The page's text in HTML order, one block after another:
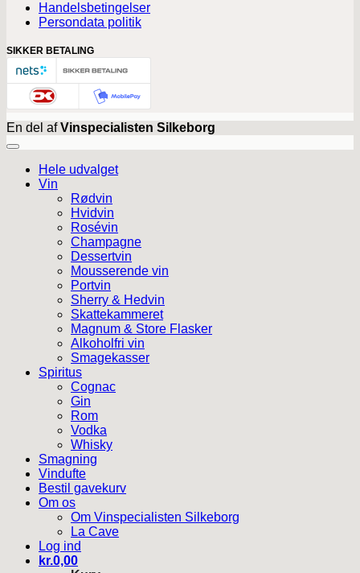
Handelsbetingelser
Persondata politik
SIKKER BETALING
En del afVinspecialisten Silkeborg
Hele udvalget
Vin
Rødvin
Hvidvin
Rosévin
Champagne
Dessertvin
Mousserende vin
Portvin
Sherry & Hedvin
Skattekammeret
Magnum & Store Flasker
Alkoholfri vin
Smagekasser
Spiritus
Cognac
Gin
Rom
Vodka
Whisky
Smagning
Vindufte
Bestil gavekurv
Om os
Om Vinspecialisten Silkeborg
La Cave
Log ind
kr.0,00